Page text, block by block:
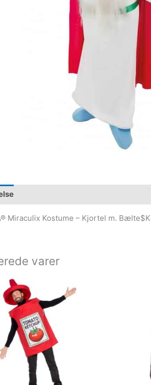
Miraculix Kostume – Kjortel m.
varer